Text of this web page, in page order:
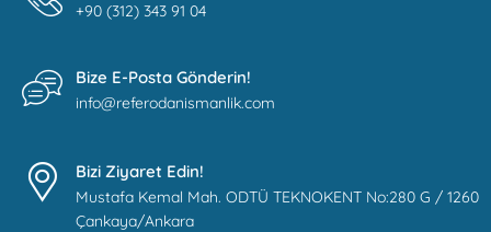
+90 (312) 343 91 04
Bize E-Posta Gönderin!
info@referodanismanlik.com
Bizi Ziyaret Edin!
Mustafa Kemal Mah. ODTÜ TEKNOKENT No:280 G / 1260
Çankaya/Ankara